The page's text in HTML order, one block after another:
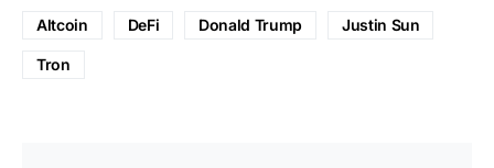
Altcoin DeFi Donald Trump Justin Sun
Tron